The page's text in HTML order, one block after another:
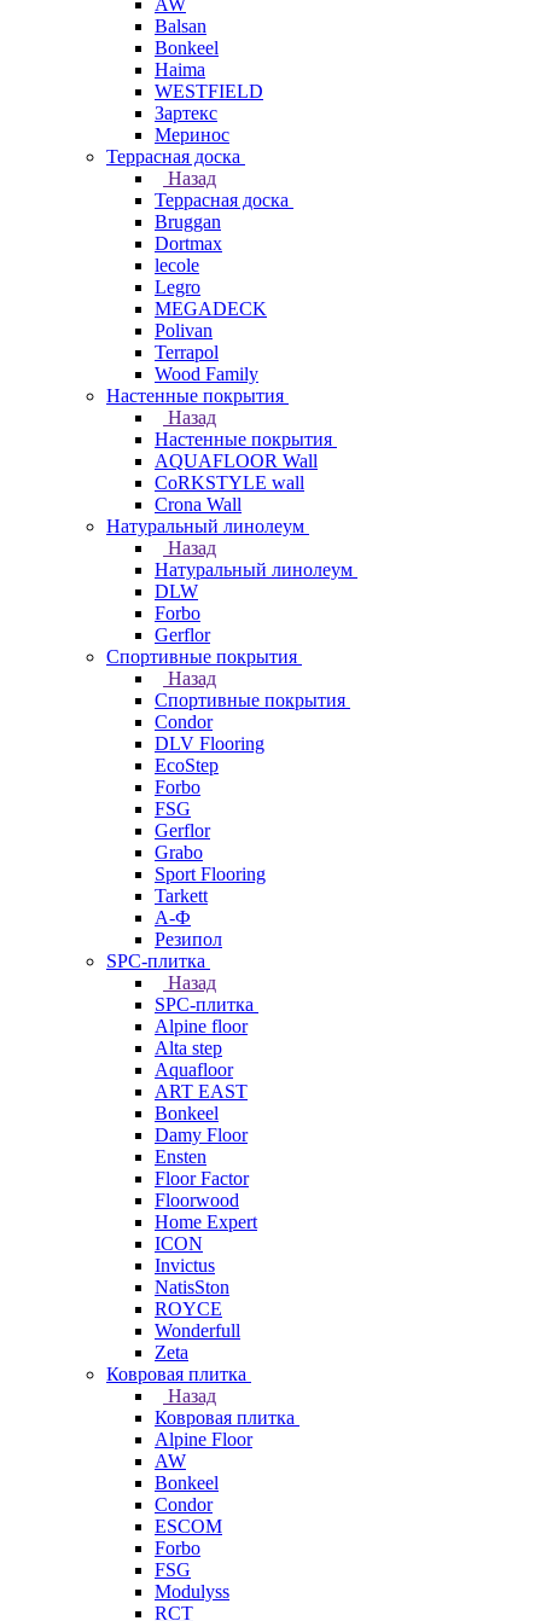
AW
Balsan
Bonkeel
Haima
WESTFIELD
Зартекс
Меринос
Террасная доска
Назад
Террасная доска
Bruggan
Dortmax
lecole
Legro
MEGADECK
Polivan
Terrapol
Wood Family
Настенные покрытия
Назад
Настенные покрытия
AQUAFLOOR Wall
CoRKSTYLE wall
Crona Wall
Натуральный линолеум
Назад
Натуральный линолеум
DLW
Forbo
Gerflor
Спортивные покрытия
Назад
Спортивные покрытия
Condor
DLV Flooring
EcoStep
Forbo
FSG
Gerflor
Grabo
Sport Flooring
Tarkett
А-Ф
Резипол
SPC-плитка
Назад
SPC-плитка
Alpine floor
Alta step
Aquafloor
ART EAST
Bonkeel
Damy Floor
Ensten
Floor Factor
Floorwood
Home Expert
ICON
Invictus
NatisSton
ROYCE
Wonderfull
Zeta
Ковровая плитка
Назад
Ковровая плитка
Alpine Floor
AW
Bonkeel
Condor
ESCOM
Forbo
FSG
Modulyss
RCT